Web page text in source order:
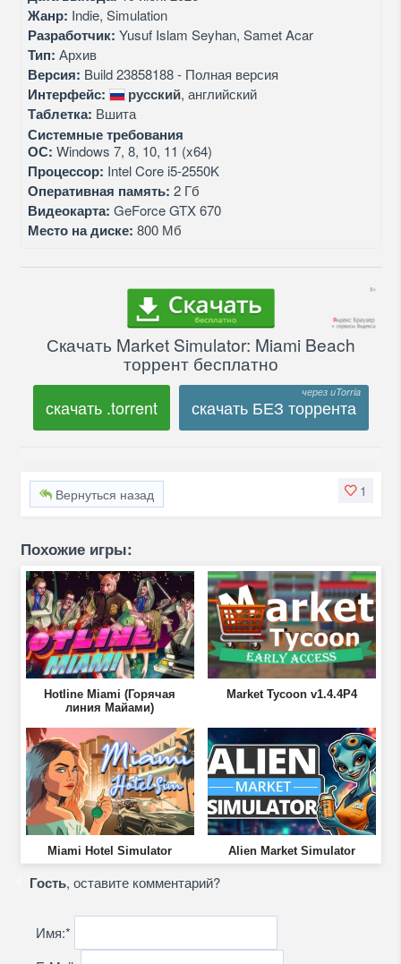
Жанр: Indie, Simulation
Разработчик: Yusuf Islam Seyhan, Samet Acar
Тип: Архив
Версия: Build 23858188 - Полная версия
Интерфейс: русский, английский
Таблетка: Вшита
Системные требования
ОС: Windows 7, 8, 10, 11 (x64)
Процессор: Intel Core i5-2550K
Оперативная память: 2 Гб
Видеокарта: GeForce GTX 670
Место на диске: 800 Мб
Скачать Market Simulator: Miami Beach
торрент бесплатно
скачать .torrent скачать БЕЗ торрента
1
Вернуться назад
Похожие игры:
Hotline Miami (Горячая
линия Майами)
Market Tycoon v1.4.4P4
Miami Hotel Simulator Alien Market Simulator
Гость, оставите комментарий?
Имя:*